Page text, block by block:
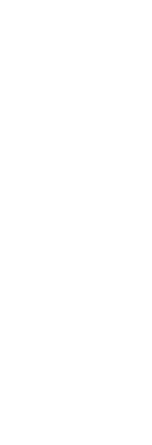
Proof 60ml Nhật